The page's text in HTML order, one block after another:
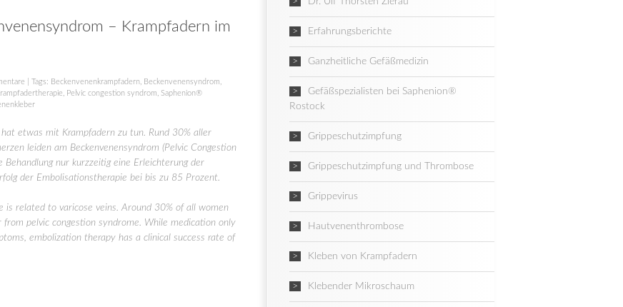
– Krampfadern im
| Tags: Beckenvenenkrampfadern Beckenvenensyndrom
Pelvic congestion syndrom
Saphenion®
etwas mit Krampfadern zu tun. Rund 30% aller
leiden am Beckenvenensyndrom (Pelvic Congestion
Behandlung nur kurzzeitig eine Erleichterung der
der Embolisationstherapie bei bis zu 85 Prozent.
is related to varicose veins. Around 30% of all women
pelvic congestion syndrome. While medication only
embolization therapy has a clinical success rate of
Erfahrungsberichte
Ganzheitliche Gefäßmedizin
Gefäßspezialisten bei Saphenion®
Rostock
Grippeschutzimpfung
Grippeschutzimpfung und Thrombose
Grippevirus
Hautvenenthrombose
Kleben von Krampfadern
Klebender Mikroschaum